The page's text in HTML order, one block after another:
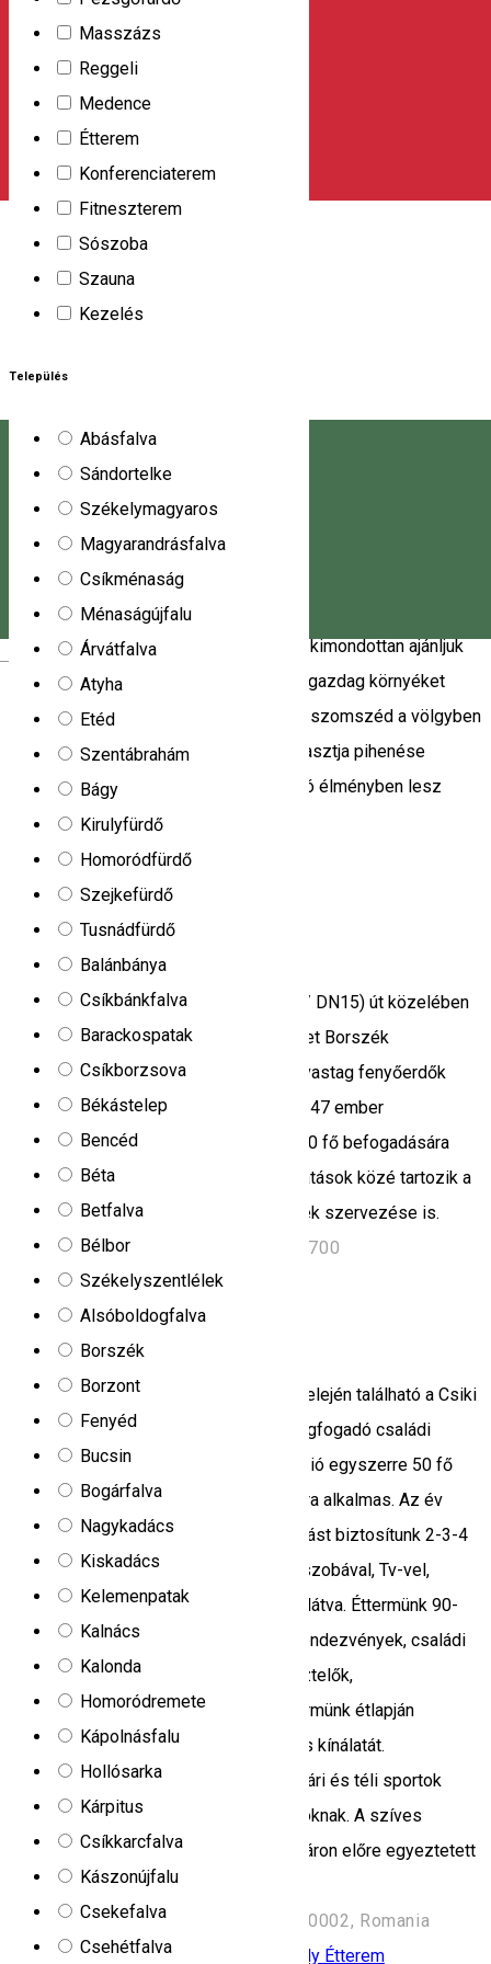
Magyar
Masszázs
Reggeli
Medence
Étterem
Konferenciaterem
Fitneszterem
Sószoba
Szauna
Kezelés
Település
Abásfalva
Sándortelke
Székelymagyaros
Magyarandrásfalva
Csíkménaság
Ménaságújfalu
Árvátfalva
Atyha
Etéd
Szentábrahám
Bágy
Kirulyfürdő
Homoródfürdő
Szejkefürdő
Tusnádfürdő
Balánbánya
Csíkbánkfalva
Barackospatak
Csíkborzsova
Békástelep
Bencéd
Béta
Betfalva
Bélbor
Székelyszentlélek
Alsóboldogfalva
Borszék
Borzont
Fenyéd
Bucsin
Bogárfalva
Nagykadács
Kiskadács
Kelemenpatak
Kalnács
Kalonda
Homoródremete
Kápolnásfalu
Hollósarka
Kárpitus
Csíkkarcfalva
Kászonújfalu
Csekefalva
Csehétfalva
lélegezve vendégünk itt megtalálja a várva várt nyugalmat,
kikapcsolódást, feltöltődést. A Csipike sípálya tetején és
néhány lépésre a Kalandparktól, a Balu Ház*** a fő
indulópontja jelzett túrista ösvényeknek és a Miklós és
Kossuth pályákhoz vezető útnak
Harghita-Băi 530002, Romania
Menedékház
Bogdán Menedékház
Menedékház összesen 35 szálláshellyel várja vendégeit
közös és egyéni szobákban, közös ebédlővel, felszerelt
konyhával, a nappaliban TV-vel és alapvető igényeket
kiszolgáló bárral. A ház felszereltsége – romantikus
környezetéből adódóan – természetközeli, a szobákhoz 3
közös zuhanyzó egység és wc társul. A Szabadidőközpontot
vadregényes szépségű táj veszi körül, kimondottan ajánljuk
azoknak, akik a természeti értékekben gazdag környéket
szeretnék megismerni. A legközelebbi szomszéd a völgyben
a juhász és a nyája. Aki ezt a helyet választja pihenése
eltöltésére, biztosítjuk, hogy maradandó élményben lesz
része!
Praid, Romania
MenedékházKemping
A Secu menedékház és kemping (E60 / DN15) út közelében
található, amely összeköti Maroshévízet Borszék
üdülővárosával. A természet közepén vastag fenyőerdők
veszik körül. A menedékház összesen 47 ember
elszállásolására alkalmas. A háznak 250 fő befogadására
alkalmas étterme is van, így a szolgáltatások közé tartozik a
rendezvények és ünnepi összejövetelek szervezése is.
DN 15, Km 10, Toplita, Romania, 535700
Menedékház
Csíki Panzió - Hargitafürdő
Hargitafürdőre érve rögtön a település elején található a Csiki
panzió és étterem. A hangulatos vendégfogadó családi
vállalkozás a család üzemelteti. A panzió egyszerre 50 fő
elszállásolására és 90-100 fő ellátására alkalmas. Az év
bármely szakaszában kényelmes szállást biztosítunk 2-3-4
ágyas szobákban, amelyek saját fürdőszobával, Tv-vel,
internettel, központi fűtéssel vannak ellátva. Éttermünk 90-
100 férőhelyes és alkalmas zártkörű rendezvények, családi
összejövetelek, kicsengetések, keresztelők,
megbeszélések szervezésére is. Éttermünk étlapján
megtalálja a székelyföldi konyha házias kínálatát.
Hargitafürdő nagyszerű lehetőség a nyári és téli sportok
kedvelőinek valamint a gyógyulni vágyóknak. A szíves
vendéglátás az átlagosnál kedvezőbb áron előre egyeztetett
időszakban vehető igénybe.
Strada Harghita Băi, Harghita-Băi 530002, Romania
MenedékházFamily-friendly szálláshely Étterem